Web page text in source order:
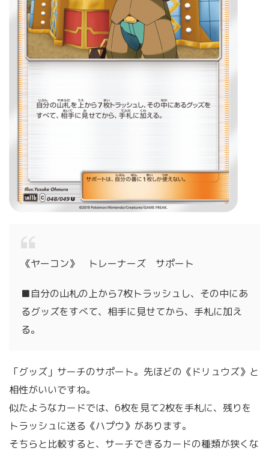
《ヤーコン》 トレーナーズ サポート
■自分の山札の上から7枚トラッシュし、その中にあ
るグッズをすべて、相手に見せてから、手札に加え
る。
「グッズ」サーチのサポート。先ほどの《ドリュウズ》と
相性がいいですね。
似たようなカードでは、6枚を見て2枚を手札に、残りを
トラッシュに送る《ハプウ》があります。
そちらと比較すると、サーチできるカードの種類が狭くな